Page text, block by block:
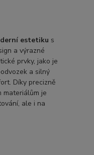
estetiku s
a výrazné
prvky, jako je
a silný
Díky precizně
materiálům je
ale i na